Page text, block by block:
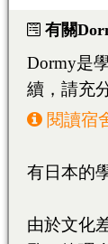
大學・短期大
東京料理大